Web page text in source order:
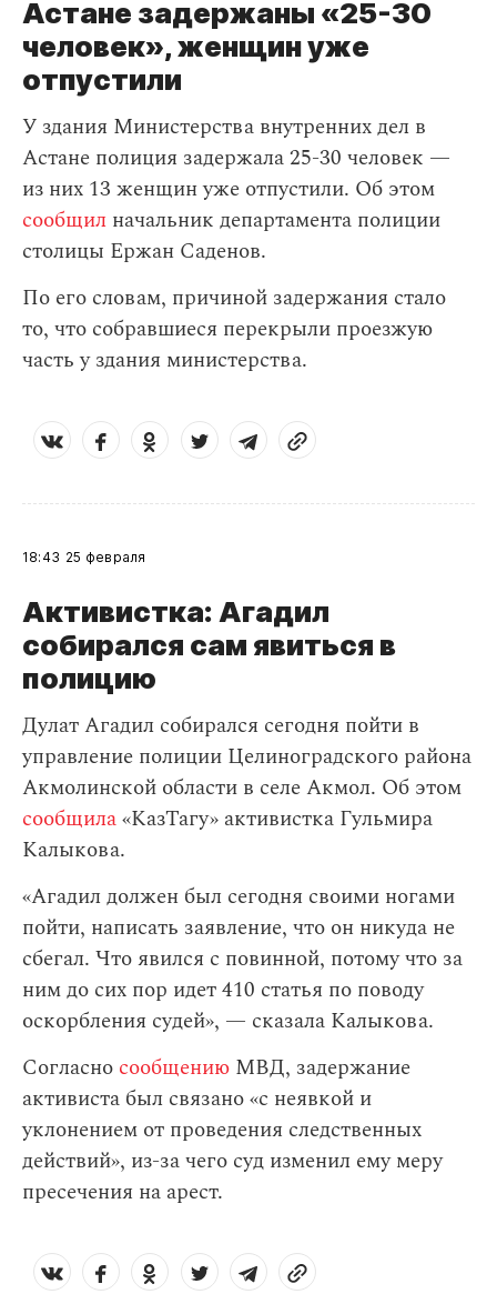
Астане задержаны «25-30
человек», женщин уже
отпустили
У здания Министерства внутренних дел в
Астане полиция задержала 25-30 человек —
из них 13 женщин уже отпустили. Об этом
сообщил начальник департамента полиции
столицы Ержан Саденов.
По его словам, причиной задержания стало
то, что собравшиеся перекрыли проезжую
часть у здания министерства.
18:43 25 февраля
Активистка: Агадил
собирался сам явиться в
полицию
Дулат Агадил собирался сегодня пойти в
управление полиции Целиноградского района
Акмолинской области в селе Акмол. Об этом
сообщила«КазТагу» активистка Гульмира
Калыкова.
«Агадил должен был сегодня своими ногами
пойти, написать заявление, что он никуда не
сбегал. Что явился с повинной, потому что за
ним до сих пор идет 410 статья по поводу
оскорбления судей», — сказала Калыкова.
Согласно сообщению МВД, задержание
активиста был связано «с неявкой и
уклонением от проведения следственных
действий», из-за чего суд изменил ему меру
пресечения на арест.